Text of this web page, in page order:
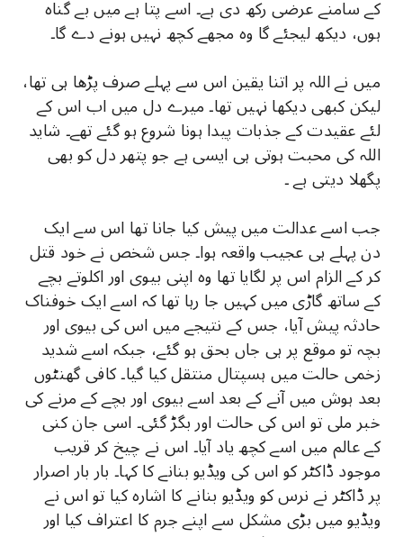
کے سامنے عرضی رکھ دی ہے۔ اسے پتا ہے میں بے گناہ
ہوں، دیکھ لیجئے گا وہ مجھے کچھ نہیں ہونے دے گا۔
میں نے اللہ پر اتنا یقین اس سے پہلے صرف پڑھا ہی تھا،
لیکن کبھی دیکھا نہیں تھا۔ میرے دل میں اب اس کے
لئے عقیدت کے جذبات پیدا ہونا شروع ہو گئے تھے۔ شاید
اللہ کی محبت ہوتی ہی ایسی ہے جو پتھر دل کو بھی
پگھلا دیتی ہے ۔
جب اسے عدالت میں پیش کیا جانا تھا اس سے ایک
دن پہلے ہی عجیب واقعہ ہوا۔ جس شخص نے خود قتل
کر کے الزام اس پر لگایا تھا وہ اپنی بیوی اور اکلوتے بچے
کے ساتھ گاڑی میں کہیں جا رہا تھا کہ اسے ایک خوفناک
حادثہ پیش آیا، جس کے نتیجے میں اس کی بیوی اور
بچہ تو موقع پر ہی جاں بحق ہو گئے، جبکہ اسے شدید
زخمی حالت میں ہسپتال منتقل کیا گیا۔ کافی گھنٹوں
بعد ہوش میں آنے کے بعد اسے بیوی اور بچے کے مرنے کی
خبر ملی تو اس کی حالت اور بگڑ گئی۔ اسی جان کنی
کے عالم میں اسے کچھ یاد آیا۔ اس نے چیخ کر قریب
موجود ڈاکٹر کو اس کی ویڈیو بنانے کا کہا۔ بار بار اصرار
پر ڈاکٹر نے نرس کو ویڈیو بنانے کا اشارہ کیا تو اس نے
ویڈیو میں بڑی مشکل سے اپنے جرم کا اعتراف کیا اور